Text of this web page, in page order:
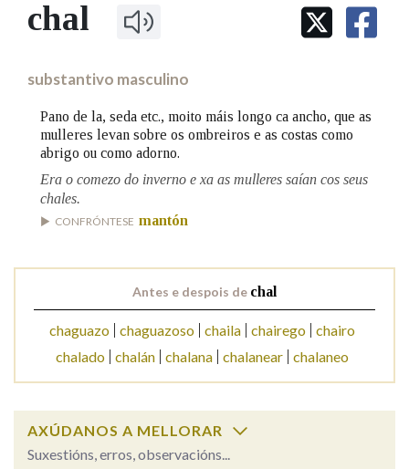
IDENTIDADE CORPORATIVA
MARCIAL DEL ADALID
FIGURAS HOMENAXEADAS
PRIMAVERA DAS LETRAS
PORTAL DAS PALABRAS
Facebook
TwitterYoutubeInstagram
Bluesky
BUSCAR NOS LEMAS
Remata por
Contén
Na fraseoloxía
chal
substantivo masculino
Pano de la, seda etc., moito máis longo ca ancho, que as
mulleres levan sobre os ombreiros e as costas como
abrigo ou como adorno.
Era o comezo do inverno e xa as mulleres saían cos seus
chales.
CONFRÓNTESE mantón
Antes e despois de chal
chaguazo chaguazoso chaila chairego chairo
chalado chalán chalana chalanear chalaneo
AXÚDANOS A MELLORAR
Suxestións, erros, observacións...